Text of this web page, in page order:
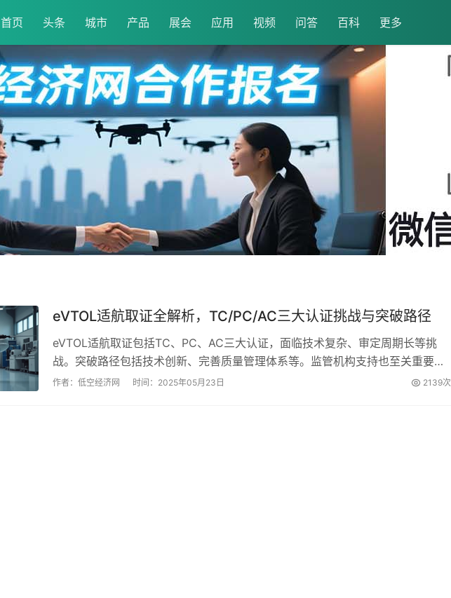
首页 头条 城市 产品 展会 应用 视频 问答 百科 更多
eVTOL适航取证全解析，TC/PC/AC三大认证挑战与突破路径
eVTOL适航取证包括TC、PC、AC三大认证，面临技术复杂、审定周期长等挑
战。突破路径包括技术创新、完善质量管理体系等。监管机构支持也至关重要。
随着技术进步和标准完善，适航取证效率有望提升，推动eVTOL商业化进程。...
作者：低空经济网 时间：2025年05月23日 2139次